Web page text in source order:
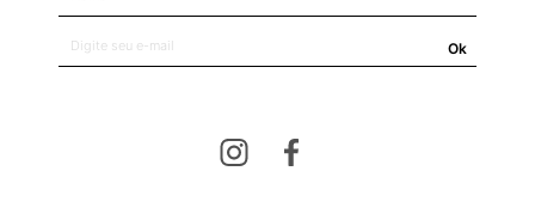
Ok